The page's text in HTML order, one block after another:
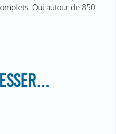
Oui autour de 850